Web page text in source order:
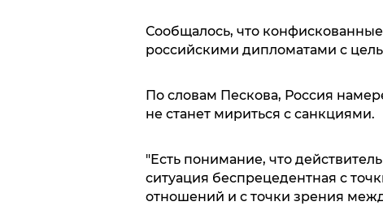
Сообщалось, что
российскими дипломатами с
По словам Пескова, Россия
не станет мириться с санкциями.
"Есть понимание, что
ситуация беспрецедентная с
отношений и с точки зрения